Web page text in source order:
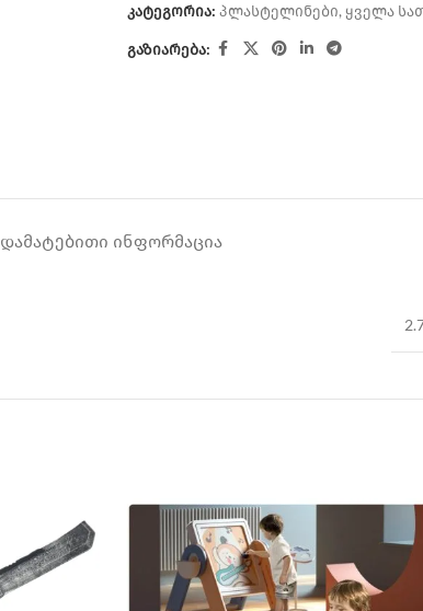
კატეგორია: პლასტელინები, ყველა
გაზიარება:
ᲓᲐᲛᲐᲢᲔᲑᲘᲗᲘ ᲘᲜᲤᲝᲠᲛᲐᲪᲘᲐ